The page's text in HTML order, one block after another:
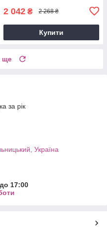
2 042 ₴ 2 268 ₴
Купити
ще
за рік
Україна
17:00